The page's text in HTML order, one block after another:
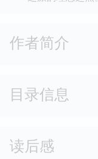
作者简介
目录信息
读后感